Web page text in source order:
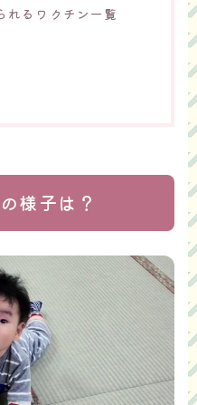
れるワクチン一覧
様子は？